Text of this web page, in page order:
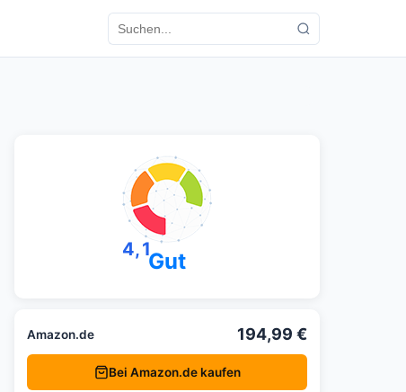
4,1Gut
Amazon.de 194,99 €
Bei Amazon.de kaufen